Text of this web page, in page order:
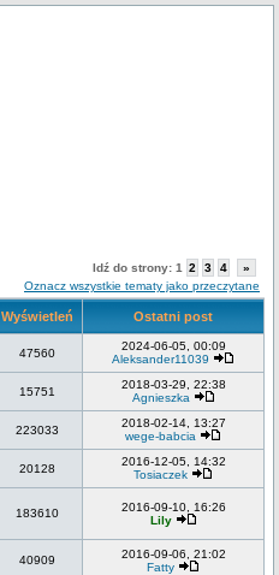
Idź do strony: 1 2 3 4
»
Oznacz wszystkie tematy jako przeczytane
Wyświetleń Ostatni post
47560
2024-06-05, 00:09
Aleksander11039
15751
2018-03-29, 22:38
Agnieszka
223033
2018-02-14, 13:27
wege-babcia
20128
2016-12-05, 14:32
Tosiaczek
183610
2016-09-10, 16:26
Lily
40909
2016-09-06, 21:02
Fatty